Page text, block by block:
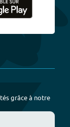
grâce à notre